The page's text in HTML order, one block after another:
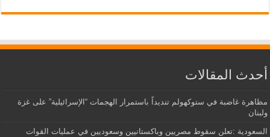
أحدث المقالات
مظاهرة غاضبة في ستوكهولم تنديداً باستمرار الهجمات “الإسرائيلية” على غزة
ولبنان
السعودية :تعلن سقوط مصريين وباكستانيين وسعوديين في عمليات القوات